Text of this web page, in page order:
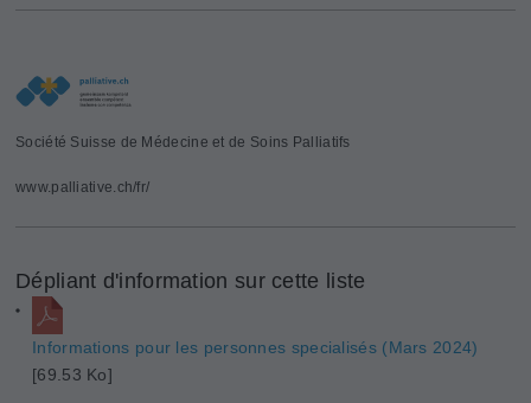
Société Suisse de Médecine et de Soins Palliatifs
www.palliative.ch/fr/
Dépliant d'information sur cette liste
Informations pour les personnes specialisés (Mars 2024)
[69.53 Ko]